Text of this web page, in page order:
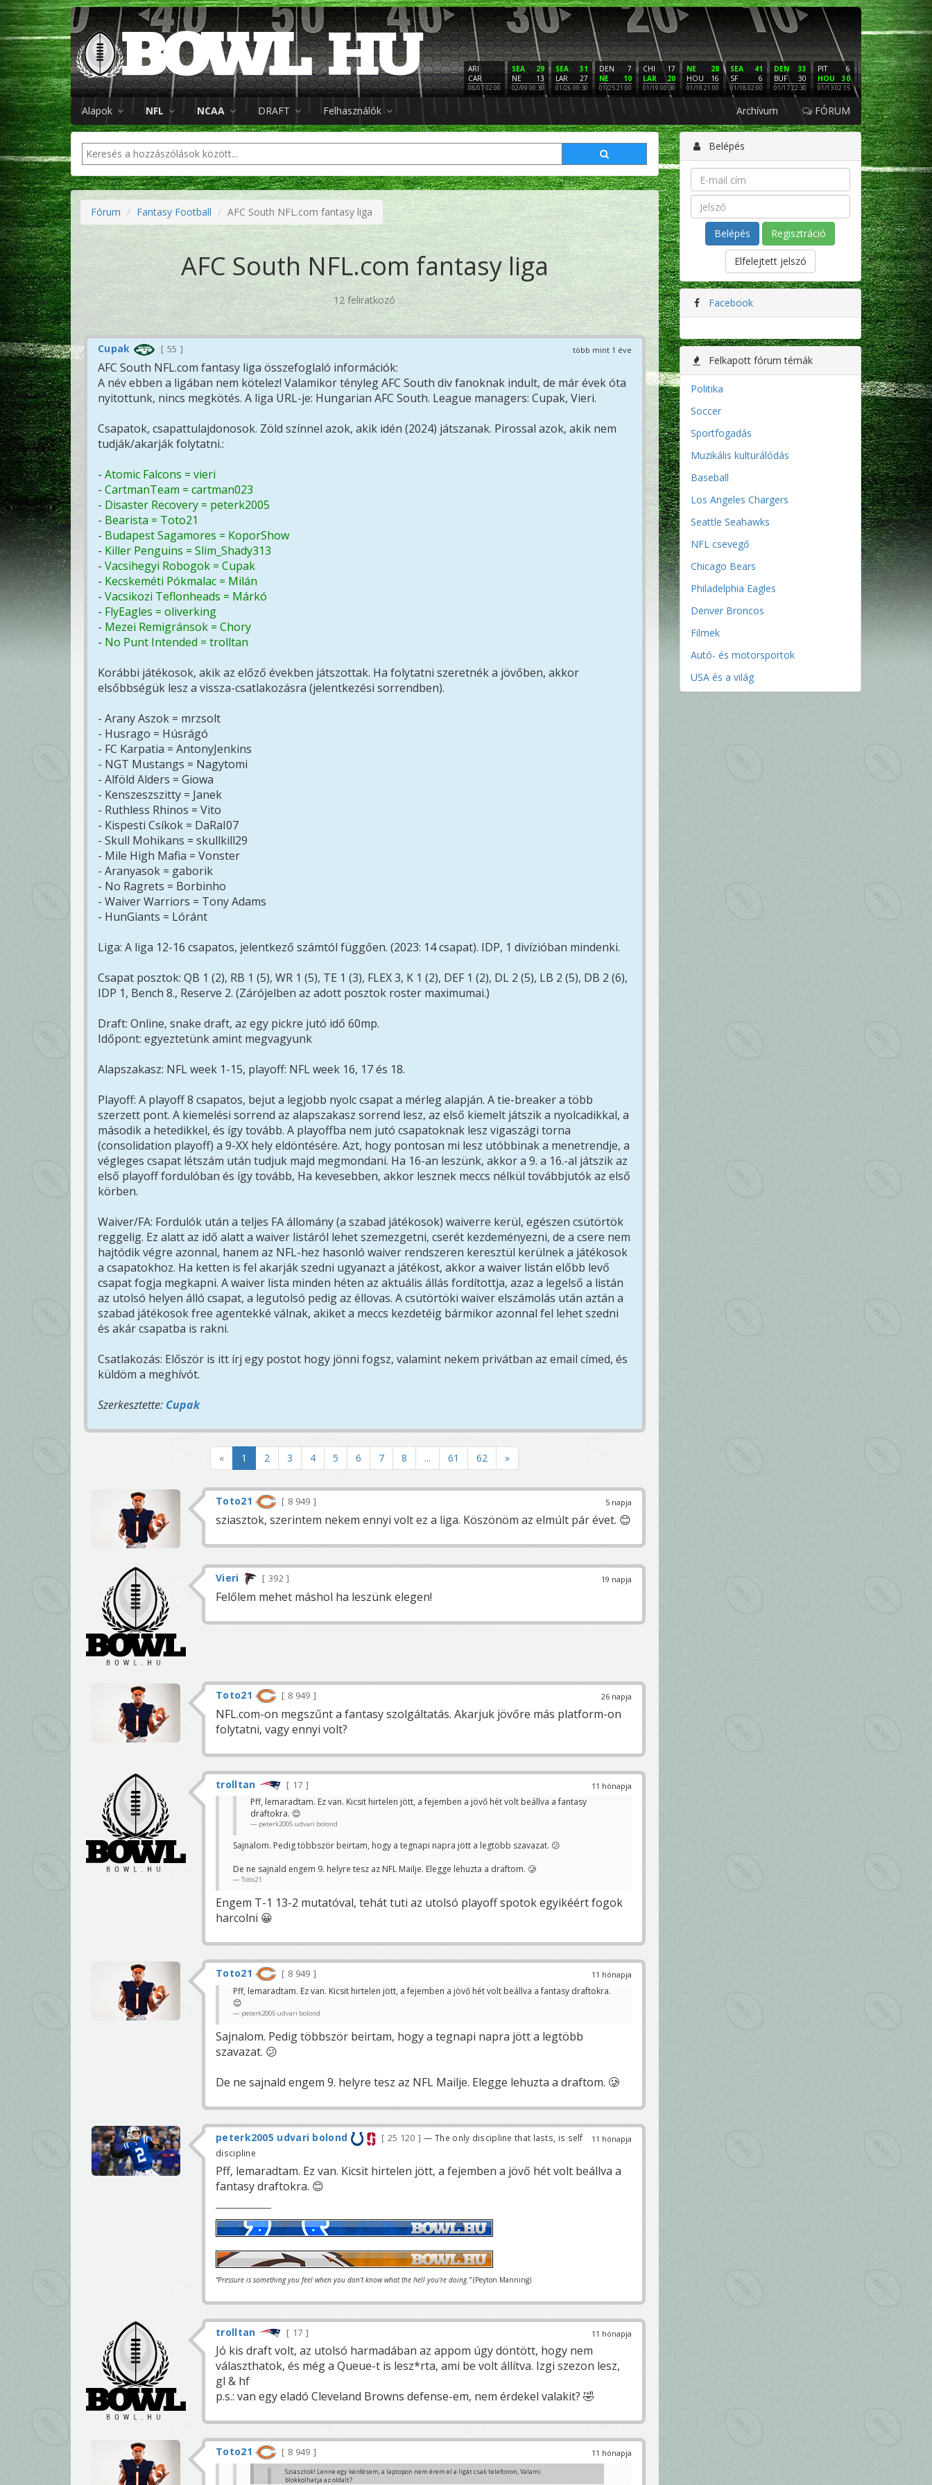
ARI
CAR
08/07 02:00
29
SEA
13
NE
02/09 00:30
31
SEA
27
LAR
01/26 00:30
7
DEN
10
NE
01/25 21:00
17
CHI
20
LAR
01/19 00:30
28
NE
16
HOU
01/18 21:00
41
SEA
6
SF
01/18 02:00
33
DEN
30
BUF
01/17 22:30
6
PIT
30
HOU
01/13 02:15
16
NE
3
LAC
01/12 02:00
PHI
SF
01/11
Alapok NFL NCAA DRAFT Felhasználók Archívum FÓRUM
Fórum Fantasy Football AFC South NFL.com fantasy liga
AFC South NFL.com fantasy liga
12 feliratkozó
több mint 1 éve
Cupak 55
AFC South NFL.com fantasy liga összefoglaló információk:
A név ebben a ligában nem kötelez! Valamikor tényleg AFC South div fanoknak indult, de már évek óta
nyitottunk, nincs megkötés. A liga URL-je: Hungarian AFC South. League managers: Cupak, Vieri.
Csapatok, csapattulajdonosok. Zöld színnel azok, akik idén (2024) játszanak. Pirossal azok, akik nem
tudják/akarják folytatni.:
- Atomic Falcons = vieri
- CartmanTeam = cartman023
- Disaster Recovery = peterk2005
- Bearista = Toto21
- Budapest Sagamores = KoporShow
- Killer Penguins = Slim_Shady313
- Vacsihegyi Robogok = Cupak
- Kecskeméti Pókmalac = Milán
- Vacsikozi Teflonheads = Márkó
- FlyEagles = oliverking
- Mezei Remigránsok = Chory
- No Punt Intended = trolltan
Korábbi játékosok, akik az előző években játszottak. Ha folytatni szeretnék a jövőben, akkor
elsőbbségük lesz a vissza-csatlakozásra (jelentkezési sorrendben).
- Arany Aszok = mrzsolt
- Husrago = Húsrágó
- FC Karpatia = AntonyJenkins
- NGT Mustangs = Nagytomi
- Alföld Alders = Giowa
- Kenszeszszitty = Janek
- Ruthless Rhinos = Vito
- Kispesti Csíkok = DaRaI07
- Skull Mohikans = skullkill29
- Mile High Mafia = Vonster
- Aranyasok = gaborik
- No Ragrets = Borbinho
- Waiver Warriors = Tony Adams
- HunGiants = Lóránt
Liga: A liga 12-16 csapatos, jelentkező számtól függően. (2023: 14 csapat). IDP, 1 divízióban mindenki.
Csapat posztok: QB 1 (2), RB 1 (5), WR 1 (5), TE 1 (3), FLEX 3, K 1 (2), DEF 1 (2), DL 2 (5), LB 2 (5), DB 2 (6),
IDP 1, Bench 8., Reserve 2. (Zárójelben az adott posztok roster maximumai.)
Draft: Online, snake draft, az egy pickre jutó idő 60mp.
Időpont: egyeztetünk amint megvagyunk
Alapszakasz: NFL week 1-15, playoff: NFL week 16, 17 és 18.
Playoff: A playoff 8 csapatos, bejut a legjobb nyolc csapat a mérleg alapján. A tie-breaker a több
szerzett pont. A kiemelési sorrend az alapszakasz sorrend lesz, az első kiemelt játszik a nyolcadikkal, a
második a hetedikkel, és így tovább. A playoffba nem jutó csapatoknak lesz vigaszági torna
(consolidation playoff) a 9-XX hely eldöntésére. Azt, hogy pontosan mi lesz utóbbinak a menetrendje, a
végleges csapat létszám után tudjuk majd megmondani. Ha 16-an leszünk, akkor a 9. a 16.-al játszik az
első playoff fordulóban és így tovább, Ha kevesebben, akkor lesznek meccs nélkül továbbjutók az első
körben.
Waiver/FA: Fordulók után a teljes FA állomány (a szabad játékosok) waiverre kerül, egészen csütörtök
reggelig. Ez alatt az idő alatt a waiver listáról lehet szemezgetni, cserét kezdeményezni, de a csere nem
hajtódik végre azonnal, hanem az NFL-hez hasonló waiver rendszeren keresztül kerülnek a játékosok
a csapatokhoz. Ha ketten is fel akarják szedni ugyanazt a játékost, akkor a waiver listán előbb levő
csapat fogja megkapni. A waiver lista minden héten az aktuális állás fordítottja, azaz a legelső a listán
az utolsó helyen álló csapat, a legutolsó pedig az éllovas. A csütörtöki waiver elszámolás után aztán a
szabad játékosok free agentekké válnak, akiket a meccs kezdetéig bármikor azonnal fel lehet szedni
és akár csapatba is rakni.
Csatlakozás: Először is itt írj egy postot hogy jönni fogsz, valamint nekem privátban az email címed, és
küldöm a meghívót.
Szerkesztette: Cupak
« 1 2 3 4 5 6 7 8 ... 61 62 »
5 napja
Toto21 8 949
sziasztok, szerintem nekem ennyi volt ez a liga. Köszönöm az elmúlt pár évet. 😊
19 napja
Vieri 392
Felőlem mehet máshol ha leszünk elegen!
26 napja
Toto21 8 949
NFL.com-on megszűnt a fantasy szolgáltatás. Akarjuk jövőre más platform-on
folytatni, vagy ennyi volt?
11 hónapja
trolltan
17
Pff, lemaradtam. Ez van. Kicsit hirtelen jött, a fejemben a jövő hét volt beállva a fantasy
draftokra. 😊
peterk2005 udvari bolond
Sajnalom. Pedig többször beirtam, hogy a tegnapi napra jött a legtöbb szavazat. 😕
De ne sajnald engem 9. helyre tesz az NFL Mailje. Elegge lehuzta a draftom. 🥲
Toto21
Engem T-1 13-2 mutatóval, tehát tuti az utolsó playoff spotok egyikéért fogok
harcolni 😀
11 hónapja
Toto21
8 949
Pff, lemaradtam. Ez van. Kicsit hirtelen jött, a fejemben a jövő hét volt beállva a fantasy draftokra.
😊
peterk2005 udvari bolond
Sajnalom. Pedig többször beirtam, hogy a tegnapi napra jött a legtöbb
szavazat. 😕
De ne sajnald engem 9. helyre tesz az NFL Mailje. Elegge lehuzta a draftom. 🥲
11 hónapja
peterk2005 udvari bolond 25 120
— The only discipline that lasts, is self
discipline
Pff, lemaradtam. Ez van. Kicsit hirtelen jött, a fejemben a jövő hét volt beállva a
fantasy draftokra. 😊
“Pressure is something you feel when you don't know what the hell you're doing.”(Peyton Manning)
11 hónapja
trolltan 17
Jó kis draft volt, az utolsó harmadában az appom úgy döntött, hogy nem
választhatok, és még a Queue-t is lesz*rta, ami be volt állítva. Izgi szezon lesz,
gl & hf
p.s.: van egy eladó Cleveland Browns defense-em, nem érdekel valakit? 🤣
11 hónapja
Toto21 8 949
Sziasztok! Lenne egy kérdésem, a laptopon nem érem el a ligát csak telefonon, Valami
blokkolhatja az oldalt?
Belépés
Regisztráció
Elfelejtett jelszó
Facebook
Felkapott fórum témák
Politika
Soccer
Sportfogadás
Muzikális kulturálódás
Baseball
Los Angeles Chargers
Seattle Seahawks
NFL csevegő
Chicago Bears
Philadelphia Eagles
Denver Broncos
Filmek
Autó- és motorsportok
USA és a világ